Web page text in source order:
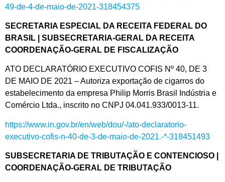
49-de-4-de-maio-de-2021-318454375
SECRETARIA ESPECIAL DA RECEITA FEDERAL DO
BRASIL | SUBSECRETARIA-GERAL DA RECEITA
COORDENAÇÃO-GERAL DE FISCALIZAÇÃO
ATO DECLARATÓRIO EXECUTIVO COFIS Nº 40, DE 3
DE MAIO DE 2021 – Autoriza exportação de cigarros do
estabelecimento da empresa Philip Morris Brasil Indústria e
Comércio Ltda., inscrito no CNPJ 04.041.933/0013-11.
https://www.in.gov.br/en/web/dou/-/ato-declaratorio-
executivo-cofis-n-40-de-3-de-maio-de-2021.-*-318451493
SUBSECRETARIA DE TRIBUTAÇÃO E CONTENCIOSO |
COORDENAÇÃO-GERAL DE TRIBUTAÇÃO